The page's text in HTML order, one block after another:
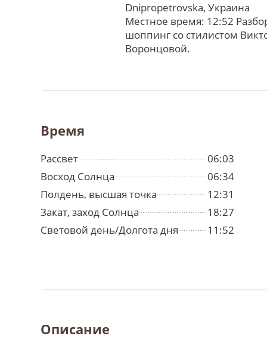
Dnipropetrovska, Украина
Местное время: 12:52
шоппинг со стилистом
Воронцовой.
Время
Рассвет
06:03
Восход Солнца
06:34
Полдень, высшая точка
12:31
Закат, заход Солнца
18:27
Световой день/Долгота дня
11:52
Описание